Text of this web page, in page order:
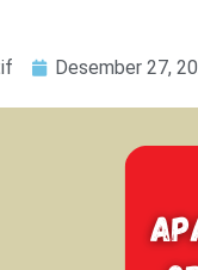
Desember 27,